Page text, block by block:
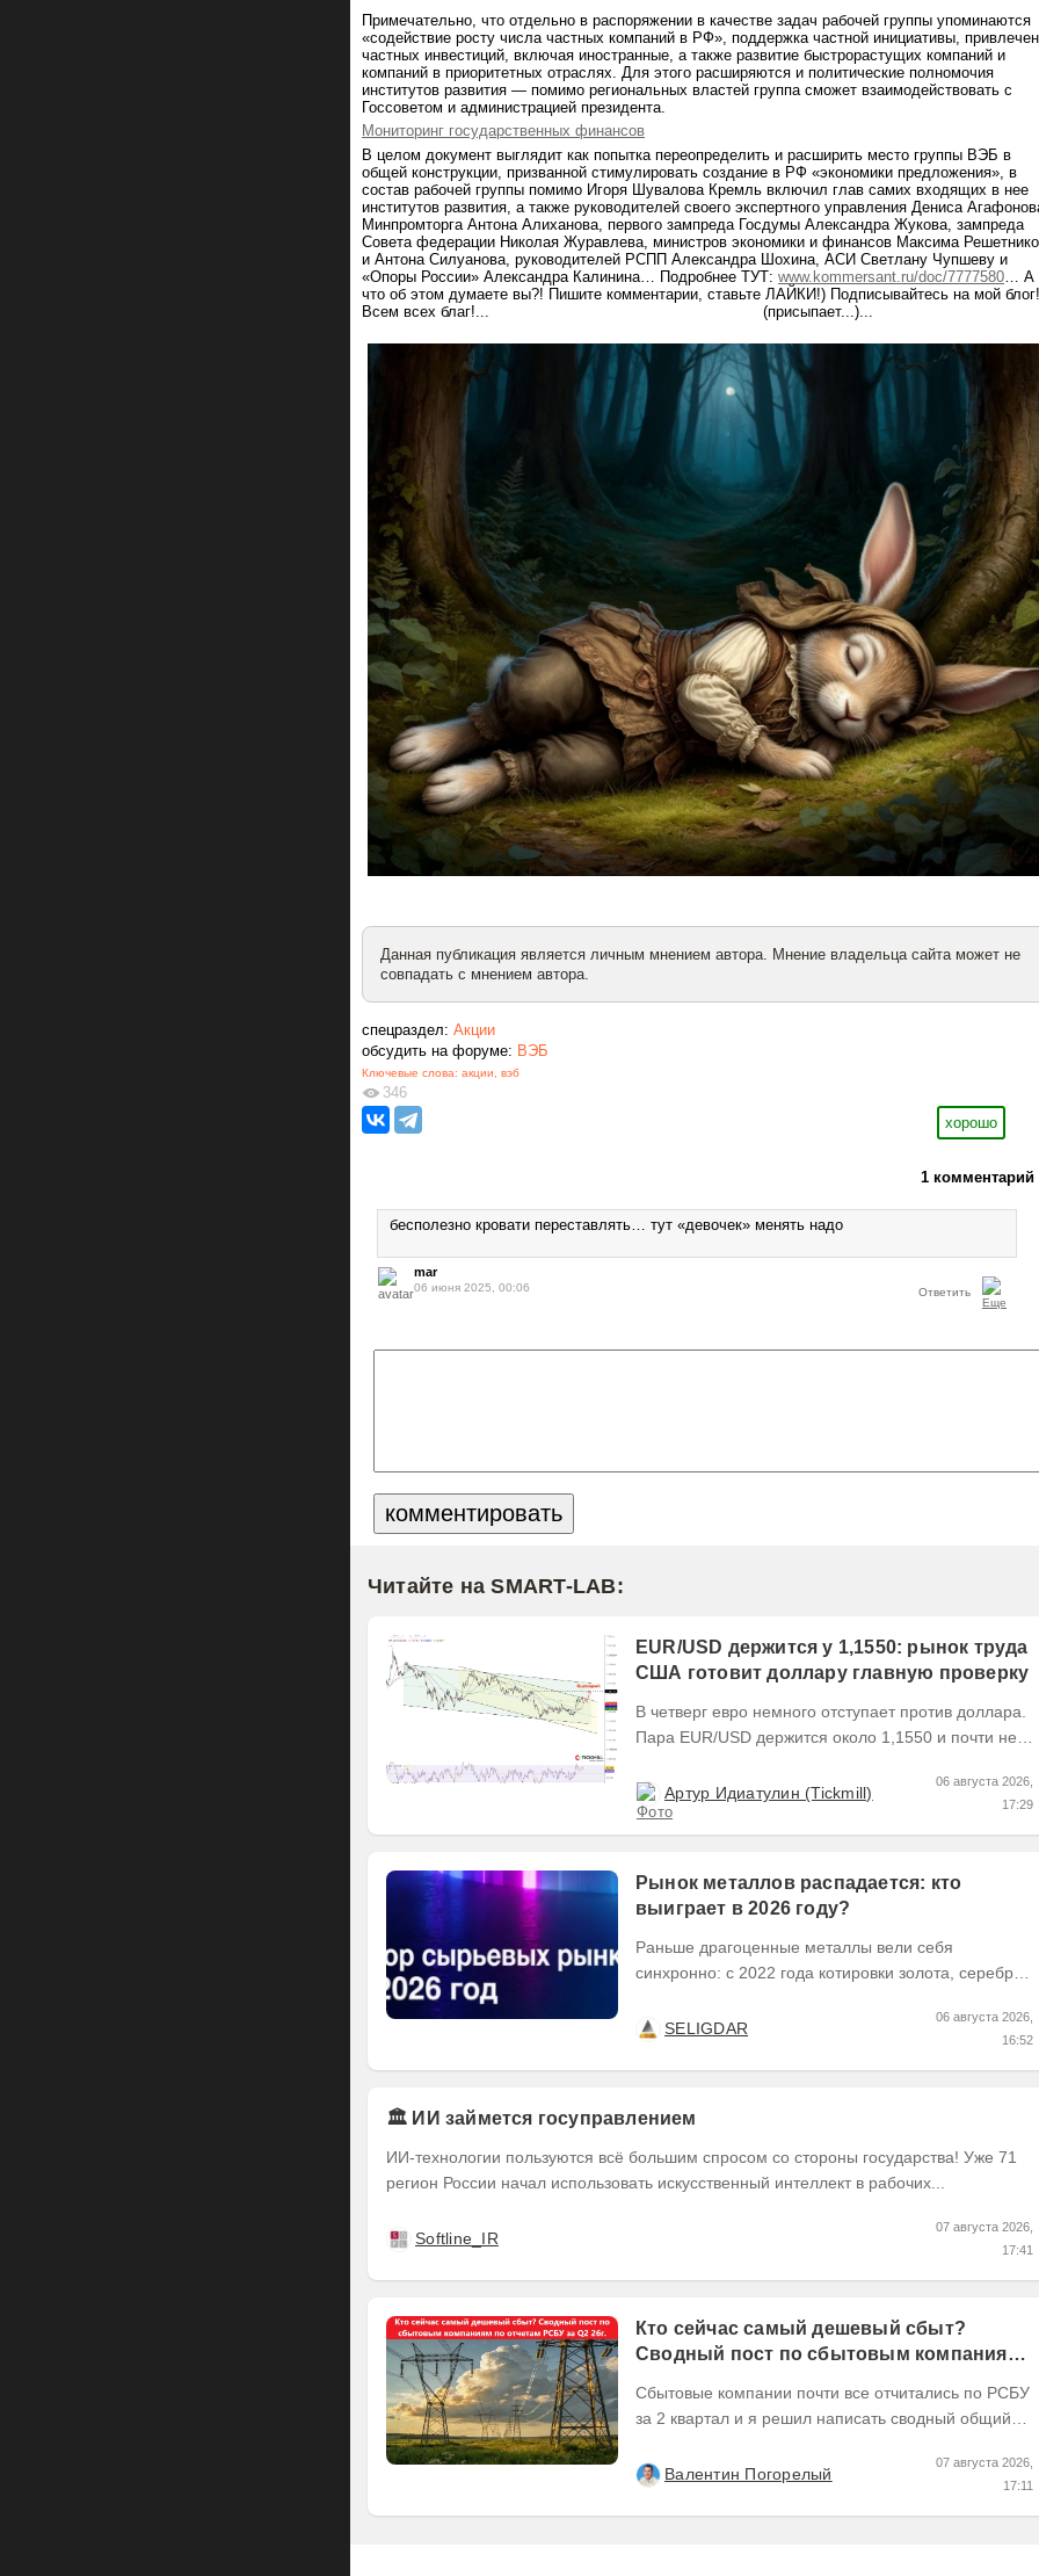
Примечательно, что отдельно в распоряжении в качестве задач рабочей группы упоминаются
«содействие росту числа частных компаний в РФ», поддержка частной инициативы,
частных инвестиций, включая иностранные, а также развитие быстрорастущих компаний и
компаний в приоритетных отраслях. Для этого расширяются и политические полномочия
институтов развития — помимо региональных властей группа сможет взаимодействовать с
Госсоветом и администрацией президента.
Мониторинг государственных финансов
В целом документ выглядит как попытка переопределить и расширить место группы ВЭБ в
общей конструкции, призванной стимулировать создание в РФ «экономики предложения», в
состав рабочей группы помимо Игоря Шувалова Кремль включил глав самих входящих в нее
институтов развития, а также руководителей своего экспертного управления Дениса
Минпромторга Антона Алиханова, первого зампреда Госдумы Александра Жукова, зампреда
Совета федерации Николая Журавлева, министров экономики и финансов Максима
и Антона Силуанова, руководителей РСПП Александра Шохина, АСИ Светлану Чупшеву и
«Опоры России» Александра Калинина… Подробнее ТУТ: www.kommersant.ru/doc/7777580 … А
что об этом думаете вы?! Пишите комментарии, ставьте ЛАЙКИ!) Подписывайтесь на мой блог!
Всем всех благ!...
Данная публикация является личным мнением автора. Мнение владельца сайта может не
совпадать с мнением автора.
спецраздел: Акции
обсудить на форуме: ВЭБ
Ключевые слова: акции, вэб
346
хорошо
1 комментарий
бесполезно кровати переставлять… тут «девочек» менять надо
mar
06 июня 2025, 00:06 Ответить
Читайте на SMART-LAB:
EUR/USD держится у 1,1550: рынок труда
США готовит доллару главную проверку
В четверг евро немного отступает против доллара.
Пара EUR/USD держится около 1,1550 и почти не
Артур Идиатулин (Tickmill)
06 августа 2026,
17:29
Рынок металлов распадается: кто
выиграет в 2026 году?
Раньше драгоценные металлы вели себя
синхронно: с 2022 года котировки золота, серебра
разделился. В...
SELIGDAR
06 августа 2026,
16:52
🏛️ ИИ займется госуправлением
ИИ-технологии пользуются всё большим спросом со стороны государства! Уже 71
регион России начал использовать искусственный интеллект в рабочих...
Softline_IR
07 августа 2026,
17:41
Кто сейчас самый дешевый сбыт?
Сводный пост по сбытовым компаниям
Сбытовые компании почти все отчитались по РСБУ
за 2 квартал и я решил написать сводный общий
Валентин Погорелый
07 августа 2026,
17:11